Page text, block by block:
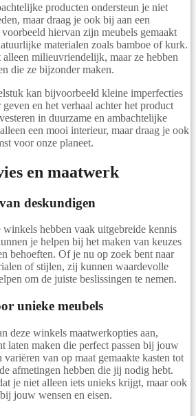
producten ondersteun je niet
maar draag je ook bij aan een
hiervan zijn meubels gemaakt
materialen zoals bamboe of kurk.
milieuvriendelijk, maar ze hebben
die ze bijzonder maken.
kan bijvoorbeeld kleine imperfecties
en het verhaal achter het product
in duurzame en ambachtelijke
een mooi interieur, maar draag je ook
voor onze planeet.
en maatwerk
deskundigen
hebben vaak uitgebreide kennis
je helpen bij het maken van keuzes
behoeften. Of je nu op zoek bent naar
of stijlen, zij kunnen waardevolle
om de juiste beslissingen te nemen.
unieke meubels
deze winkels maatwerkopties aan,
laten maken die perfect passen bij jouw
van op maat gemaakte kasten tot
afmetingen hebben die jij nodig hebt.
je niet alleen iets unieks krijgt, maar ook
jouw wensen en eisen.